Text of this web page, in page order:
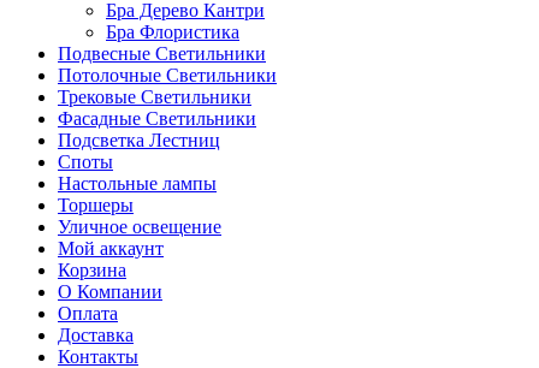
Бра Дерево Кантри
Бра Флористика
Подвесные Светильники
Потолочные Светильники
Трековые Светильники
Фасадные Светильники
Подсветка Лестниц
Споты
Настольные лампы
Торшеры
Уличное освещение
Мой аккаунт
Корзина
О Компании
Оплата
Доставка
Контакты